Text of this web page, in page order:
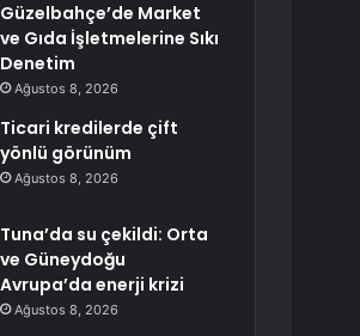
Güzelbahçe’de Market
ve Gıda İşletmelerine Sıkı
Denetim
Ağustos 8, 2026
Ticari kredilerde çift
yönlü görünüm
Ağustos 8, 2026
Tuna’da su çekildi: Orta
ve Güneydoğu
Avrupa’da enerji krizi
Ağustos 8, 2026